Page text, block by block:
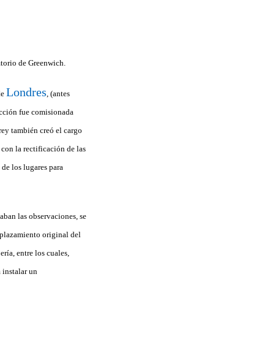
de Greenwich.
Londres , (antes
fue comisionada
rey también creó el cargo
la rectificación de las
los lugares para
las observaciones, se
original del
entre los cuales,
instalar un